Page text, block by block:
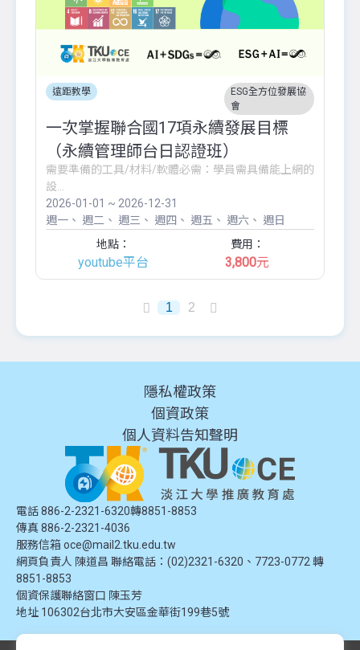
遠距教學
ESG全方位發展協
會
一次掌握聯合國17項永續發展目標
（永續管理師台日認證班）
需要準備的工具/材料/軟體必需：學員需具備能上網的
設...
2026-01-01 ~ 2026-12-31
週一
週二 週三 週四 週五 週六
週日
地點：
youtube平台
費用：
3,800元
1 2
隱私權政策
個資政策
個人資料告知聲明
電話 886-2-2321-6320轉8851-8853
傳真 886-2-2321-4036
服務信箱 oce@mail2.tku.edu.tw
網頁負責人 陳道昌 聯絡電話：(02)2321-6320、7723-0772 轉
8851-8853
個資保護聯絡窗口 陳玉芳
地址 106302台北市大安區金華街199巷5號